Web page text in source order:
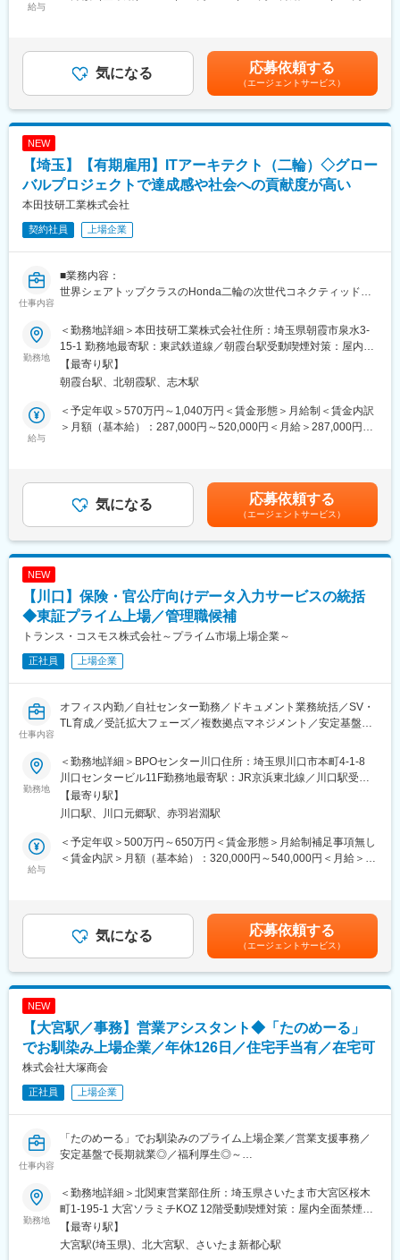
か月で基礎研修、1年半で中堅研修、3～5年で管理職研修等手厚
く研修をご用意しています。
・入社後研修詳細
期間：4泊5日
や技能を学び、セキュリティのプロフェッショナルとしての基本
を身に付けられます。
■働き方
勤務例：
週平均労働時間39時間と働きやすい環境です。
※原則夜勤は連続2日まで
変更の範囲：会社の定める業務
Hondaパワープロダクツにて、電動領域の研究開発および商品開
発を担当します。完成機制御、モーター制御、バッテリー充電器
などの先行技術の研究に取り組み、制御ユニットの要求仕様を策
装方針をすり合わせながら試作検証を進めます。二輪・パワープ
ロダクツ・四輪の関連部門と連携し、モバイルパワーパックを含
むシステムとしての適合性を評価します。
■業務の魅力
回路・バッテリー・モーターなど複数領域を横断してスキルを広
げられます。少数精鋭の組織で裁量が大きく、自らの判断で開発
■働く環境
Hondaは「三つの喜び」を理念とし、自由な発想と挑戦を尊重す
る文化が根付いています。年齢や経歴に関係なく意欲ある人材に
■働き方（魅力）
■キャリアパス
先行研究・商品開発・仕様策定・サプライヤー協業を一貫して経
来的にはプロジェクトリーダーや技術領域の統括など、横断的な
変更の範囲：※専門性や適性、会社ニーズなどを踏まえ、会社が定
める業務への配置転換を命じる場合があります。
給与
（月給約36万円）・係長クラス 約960万円（月給約43万円）・
管理職 約1,230万円（月給約64万円）賃金はあくまでも目安の
金額であり、選考を通じて上下する可能性があります。月給(月額)
は固定手当を含めた表記です。
気になる 応募依頼する
（エージェントサービス）
NEW
【埼玉】【有期雇用】ITアーキテクト（二輪）◇グロー
バルプロジェクトで達成感や社会への貢献度が高い
本田技研工業株式会社
契約社員 上場企業
仕事内容
■業務内容：
世界シェアトップクラスのHonda二輪の次世代コネクティッドサ
ス・Webプラットフォームの設計構想とアーキテクチャー構築を
担当します。
■業務詳細：
クラウドを活用したコネクテッドサービスプラットフォームの設
計構想とアーキテクチャー構築（バックエンド・スマートフォ
ン・車両システム含めた全体設計）
ニアアーキテクト（Tech Lead）
■組織のビジョン：
ライトモビリティーとコネクティビティーで笑顔あふれる毎日を
ア・コア技術の創出
ライトモビリティー向けコネクテッドサービスプラットフォーム
構築するにあたり、クラウドサービスを活用したグローバルかつ
柔軟で拡張性のあるアーキテクチャを設計する必要がある
グローバルプロジェクトで達成感や社会への貢献度が高いこと、
また、一緒に未来のHondaを創生するチャレンジに携わること
変更の範囲：※専門性や適性、会社ニーズなどを踏まえ、会社が定
勤務地
＜勤務地詳細＞本田技研工業株式会社住所：埼玉県朝霞市泉水3-
15-1 勤務地最寄駅：東武鉄道線／朝霞台駅受動喫煙対策：屋内全
面禁煙変更の範囲：業務上の事情により国内外の事業所(子会社及
び関連会社を含む)への異動または出向・派遣を命じる場合あり
【最寄り駅】
朝霞台駅、北朝霞駅、志木駅
給与
＜予定年収＞570万円～1,040万円＜賃金形態＞月給制＜賃金内訳
＞月額（基本給）：287,000円～520,000円＜月給＞287,000円～
（月給約36万円）・係長クラス 約960万円（月給約43万円）・
管理職 約1,230万円（月給約64万円）賃金はあくまでも目安の
金額であり、選考を通じて上下する可能性があります。月給(月額)
は固定手当を含めた表記です。
気になる 応募依頼する
（エージェントサービス）
NEW
【川口】保険・官公庁向けデータ入力サービスの統括
◆東証プライム上場／管理職候補
トランス・コスモス株式会社～プライム市場上場企業～
正社員 上場企業
仕事内容
オフィス内勤／自社センター勤務／ドキュメント業務統括／SV・
TL育成／受託拡大フェーズ／複数拠点マネジメント／安定基盤×
■募集背景：
当部門では、金融業界や官公庁向けにお客様企業の申込書や申請
書のチェックやデータ化等のドキュメント業務のプロジェクトが
メインですが、直近ではコロナ渦における給付金に関する書類対
応等、特需が発生しております。
マネジメント層の強化に伴う増員での募集です。
やデータ化等のドキュメント業務のプロジェクトにおいて、複数
拠点のマネジメントがメインミッションになります。下記のよう
なカウンターパートがマネジメント対象になります。
ンです。受託サービスを提供する中で、顧客との折衝も発生しま
す。
・チームリーダー：数十名のオペレーターのマネジメントを行い
・オペレーター：カード発行の申し込み対応や保険の支払い対応
■同ポジションの魅力／キャリア：
け合いながら業務を遂行するポジションです。
・事務処理、保険・官公庁バックオフィス領域に特化しているの
で、専門性を高め、スキルアップできます。
・将来的なキャリアとしては、ジェネラリストへの道のほか、志
勤務地
＜勤務地詳細＞BPOセンター川口住所：埼玉県川口市本町4-1-8
川口センタービル11F勤務地最寄駅：JR京浜東北線／川口駅受動
喫煙対策：屋内全面禁煙変更の範囲：会社の定める事業所
【最寄り駅】
川口駅、川口元郷駅、赤羽岩淵駅
給与
＜予定年収＞500万円～650万円＜賃金形態＞月給制補足事項無し
＜賃金内訳＞月額（基本給）：320,000円～540,000円＜月給＞
されます。※昇給年1回/賞与年2回賃金はあくまでも目安の金額で
あり、選考を通じて上下する可能性があります。月給(月額)は固定
手当を含めた表記です。
気になる 応募依頼する
（エージェントサービス）
NEW
【大宮駅／事務】営業アシスタント◆「たのめーる」
でお馴染み上場企業／年休126日／住宅手当有／在宅可
株式会社大塚商会
正社員 上場企業
仕事内容
「たのめーる」でお馴染みのプライム上場企業／営業支援事務／
安定基盤で長期就業◎／福利厚生◎～
躍や働きやすさを実現
●入社後も社内研修やOJTなど教育体制・フォロー体制充実
●優しい性格のスタッフが多く、和やかな雰囲気で業務にあたって
います
勤務地
＜勤務地詳細＞北関東営業部住所：埼玉県さいたま市大宮区桜木
町1-195-1 大宮ソラミチKOZ 12階受動喫煙対策：屋内全面禁煙変
更の範囲：会社の定める事業所（リモートワーク含む）
【最寄り駅】
大宮駅(埼玉県)、北大宮駅、さいたま新都心駅